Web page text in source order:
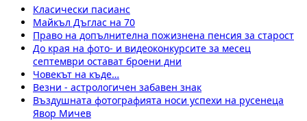
Класически пасианс
Майкъл Дъглас на 70
Право на допълнителна пожизнена пенсия за старост
До края на фото- и видеоконкурсите за месец
септември остават броени дни
Човекът на къде…
Везни - астрологичен забавен знак
Въздушната фотографията носи успехи на русенеца
Явор Мичев